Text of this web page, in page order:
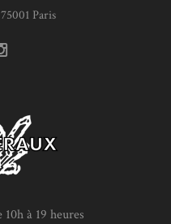
Paris
à 19 heures